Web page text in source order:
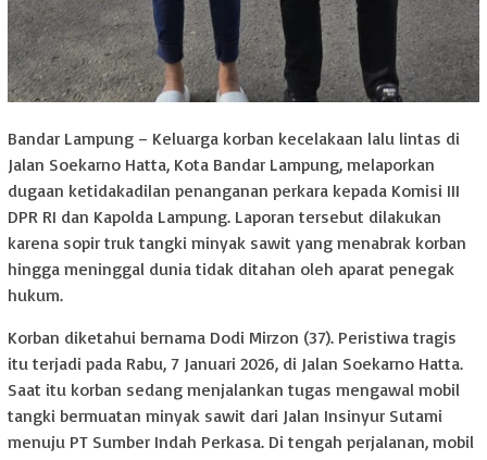
Bandar Lampung – Keluarga korban kecelakaan lalu lintas di
Jalan Soekarno Hatta, Kota Bandar Lampung, melaporkan
dugaan ketidakadilan penanganan perkara kepada Komisi III
DPR RI dan Kapolda Lampung. Laporan tersebut dilakukan
karena sopir truk tangki minyak sawit yang menabrak korban
hingga meninggal dunia tidak ditahan oleh aparat penegak
hukum.
Korban diketahui bernama Dodi Mirzon (37). Peristiwa tragis
itu terjadi pada Rabu, 7 Januari 2026, di Jalan Soekarno Hatta.
Saat itu korban sedang menjalankan tugas mengawal mobil
tangki bermuatan minyak sawit dari Jalan Insinyur Sutami
menuju PT Sumber Indah Perkasa. Di tengah perjalanan, mobil